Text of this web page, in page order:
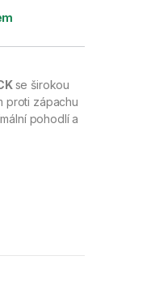
se širokou
proti zápachu
pohodlí a